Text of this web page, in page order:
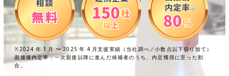
※2024 年 1 月 〜 2025 年 4 月支援実績（当社調べ／小数点以下切り捨て）
面接後内定率：一次面接以降に進んだ候補者のうち、内定獲得に至った割
合。